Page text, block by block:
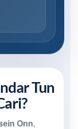
Tun
Onn,